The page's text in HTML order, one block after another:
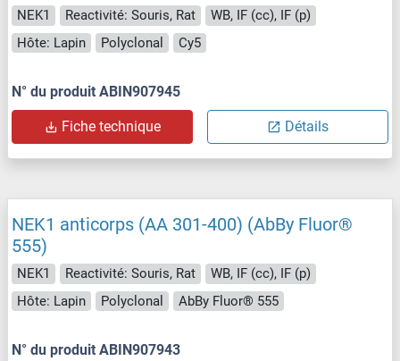
NEK1 Reactivité: Souris, Rat
WB, IF (cc), IF (p)
Hôte: Lapin
Polyclonal Cy5
N° du produit ABIN907945
Fiche technique Détails
NEK1 anticorps (AA 301-400) (AbBy Fluor®
555)
NEK1 Reactivité: Souris, Rat
WB, IF (cc), IF (p)
Hôte: Lapin
Polyclonal AbBy Fluor® 555
N° du produit ABIN907943